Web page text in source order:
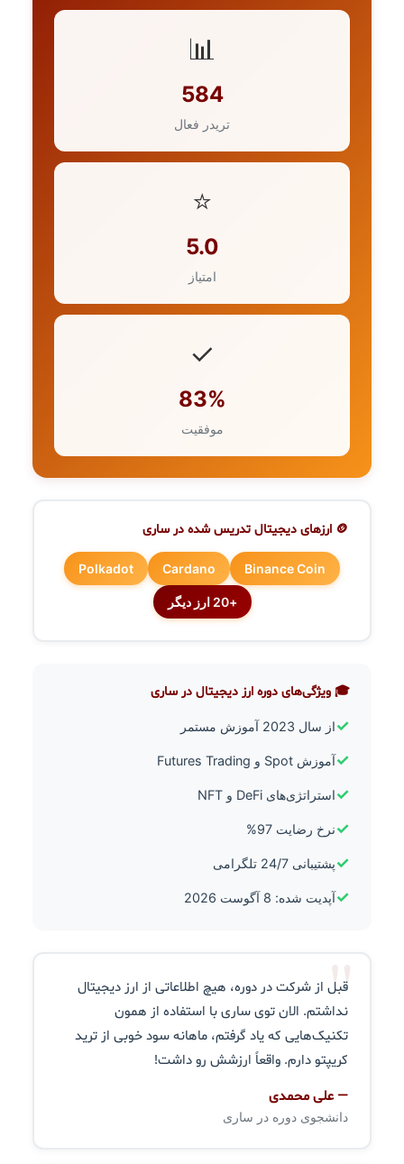
📊
584
تریدر فعال
⭐
5.0
امتیاز
✓
83%
موفقیت
🪙 ارزهای دیجیتال تدریس شده در ساری
Binance Coin
Cardano
Polkadot
+20 ارز دیگر
🎓 ویژگی‌های دوره ارز دیجیتال در ساری
✓از سال 2023 آموزش مستمر
✓آموزش Spot و Futures Trading
✓استراتژی‌های DeFi و NFT
✓نرخ رضایت 97%
✓پشتیبانی 24/7 تلگرامی
✓آپدیت شده: 8 آگوست 2026
"
قبل از شرکت در دوره، هیچ اطلاعاتی از ارز دیجیتال
نداشتم. الان توی ساری با استفاده از همون
تکنیک‌هایی که یاد گرفتم، ماهانه سود خوبی از ترید
کریپتو دارم. واقعاً ارزشش رو داشت!
— علی محمدی
دانشجوی دوره در ساری